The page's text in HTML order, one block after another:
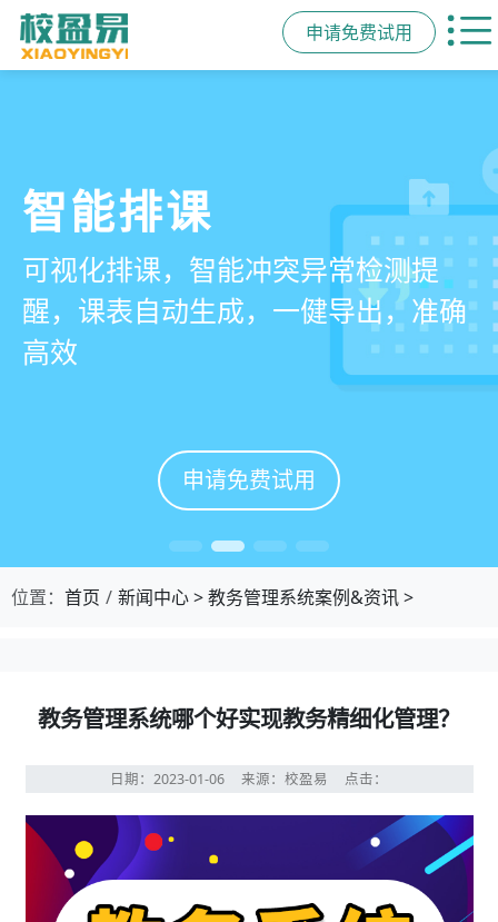
申请免费试用
管学校，用校盈易
培训机构教务管理系
统
有效提升运营管理效率45%
申请免费试用
智能排课
可视化排课，智能冲突异常检测提
醒，课表自动生成，一健导出，准确
高效
申请免费试用
课时统计
学员签到同步扣减课时，老师带课量
自动统计、汇总，数据清晰可查免扯
皮
申请免费试用
家校互动
一部手机链接教师、学员、家长，沟
通互动零距离，服务贴心铸口碑促续
费
申请免费试用
位置： 首页 新闻中心>教务管理系统案例&资讯>
教务管理系统哪个好实现教务精细化管理？
日期：2023-01-06 来源：校盈易 点击：